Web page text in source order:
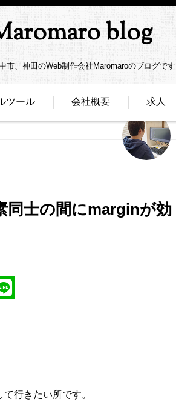
blog
市、神田のWeb制作会社Maromaroのブログです
ツール 会社概要 求人
士の間にmarginが効
行きたい所です。